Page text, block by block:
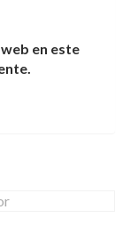
en este